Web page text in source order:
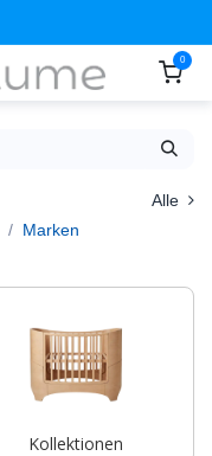
0
Alle
Marken
Kollektionen